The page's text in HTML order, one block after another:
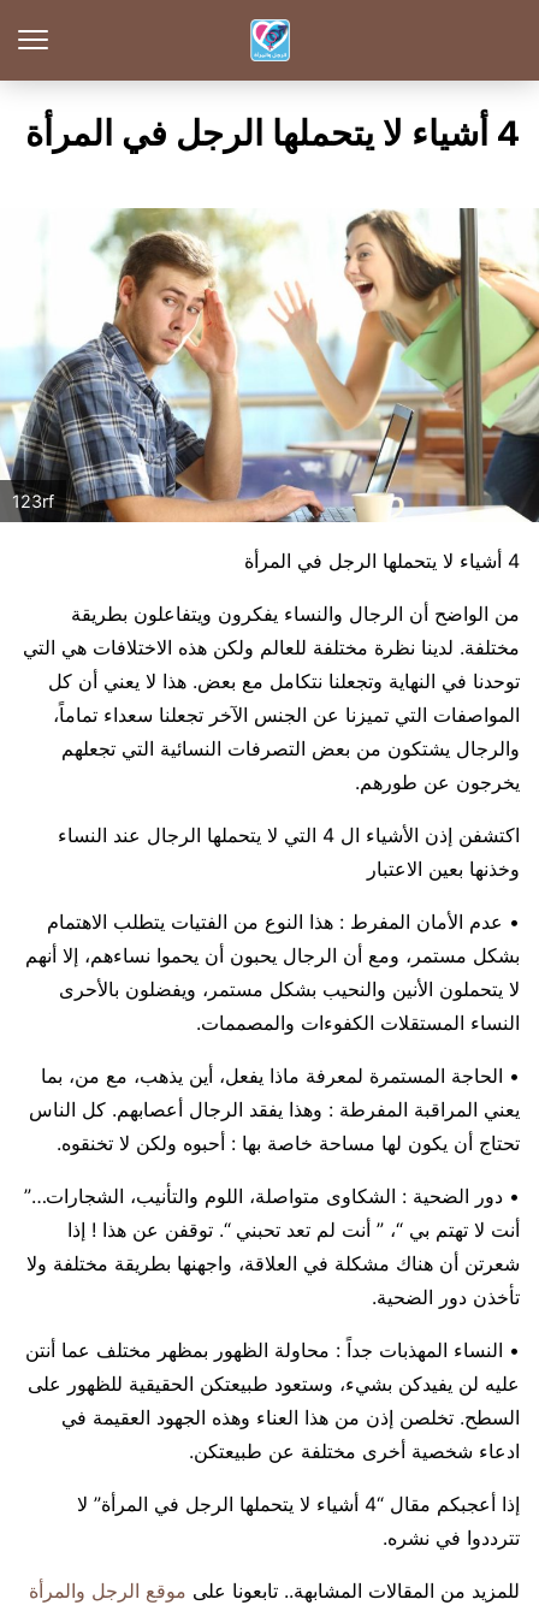
4 أشياء لا يتحملها الرجل في المرأة
123rf
4 أشياء لا يتحملها الرجل في المرأة
من الواضح أن الرجال والنساء يفكرون ويتفاعلون بطريقة
مختلفة. لدينا نظرة مختلفة للعالم ولكن هذه الاختلافات هي التي
توحدنا في النهاية وتجعلنا نتكامل مع بعض. هذا لا يعني أن كل
المواصفات التي تميزنا عن الجنس الآخر تجعلنا سعداء تماماً،
والرجال يشتكون من بعض التصرفات النسائية التي تجعلهم
يخرجون عن طورهم.
اكتشفن إذن الأشياء ال 4 التي لا يتحملها الرجال عند النساء
وخذنها بعين الاعتبار
• عدم الأمان المفرط : هذا النوع من الفتيات يتطلب الاهتمام
بشكل مستمر، ومع أن الرجال يحبون أن يحموا نساءهم، إلا أنهم
لا يتحملون الأنين والنحيب بشكل مستمر، ويفضلون بالأحرى
النساء المستقلات الكفوءات والمصممات.
• الحاجة المستمرة لمعرفة ماذا يفعل، أين يذهب، مع من، بما
يعني المراقبة المفرطة : وهذا يفقد الرجال أعصابهم. كل الناس
تحتاج أن يكون لها مساحة خاصة بها : أحبوه ولكن لا تخنقوه.
• دور الضحية : الشكاوى متواصلة، اللوم والتأنيب، الشجارات…”
أنت لا تهتم بي “، ” أنت لم تعد تحبني “. توقفن عن هذا ! إذا
شعرتن أن هناك مشكلة في العلاقة، واجهنها بطريقة مختلفة ولا
تأخذن دور الضحية.
• النساء المهذبات جداً : محاولة الظهور بمظهر مختلف عما أنتن
عليه لن يفيدكن بشيء، وستعود طبيعتكن الحقيقية للظهور على
السطح. تخلصن إذن من هذا العناء وهذه الجهود العقيمة في
ادعاء شخصية أخرى مختلفة عن طبيعتكن.
إذا أعجبكم مقال “4 أشياء لا يتحملها الرجل في المرأة” لا
تترددوا في نشره.
للمزيد من المقالات المشابهة.. تابعونا على موقع الرجل والمرأة